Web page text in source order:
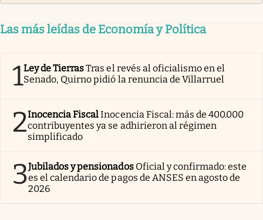
Las más leídas de Economía y Política
1Ley de TierrasTras el revés al oficialismo en el
Senado, Quirno pidió la renuncia de Villarruel
2Inocencia FiscalInocencia Fiscal: más de 400.000
contribuyentes ya se adhirieron al régimen
simplificado
3Jubilados y pensionados Oficial y confirmado: este
es el calendario de pagos de ANSES en agosto de
2026